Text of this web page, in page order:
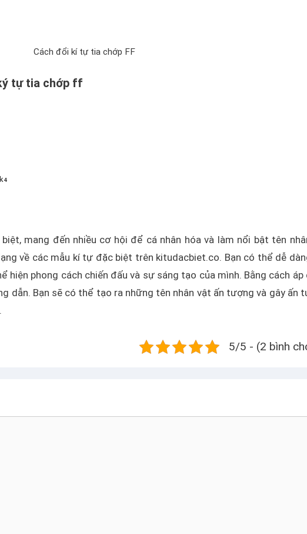
Cách đổi kí tự tia chớp FF
tự tia chớp ff
mang đến nhiều cơ hội để cá nhân hóa và làm nổi bật tên
về các mẫu kí tự đặc biệt trên kitudacbiet.co. Bạn có thể dễ
hiện phong cách chiến đấu và sự sáng tạo của mình. Bằng cách áp
dẫn. Bạn sẽ có thể tạo ra những tên nhân vật ấn tượng và gây ấn
5/5 - (2 bình